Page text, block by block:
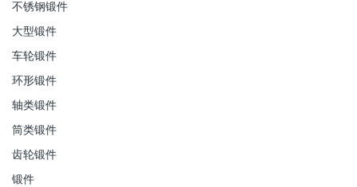
不锈钢锻件
大型锻件
车轮锻件
环形锻件
轴类锻件
筒类锻件
齿轮锻件
锻件